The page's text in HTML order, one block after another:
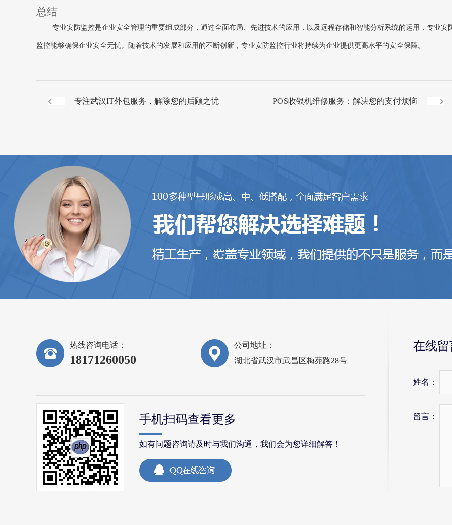
总结
专业安防监控是企业安全管理的重要组成部分，通过全面布局、先进技术的应用，以及远程存储和智能分析系统的运用，专业安
监控能够确保企业安全无忧。随着技术的发展和应用的不断创新，专业安防监控行业将持续为企业提供更高水平的安全保障。
专注武汉IT外包服务，解除您的后顾之忧 POS收银机维修服务：解决您的支付烦恼
热线咨询电话：
18171260050
公司地址：
湖北省武汉市武昌区梅苑路28号
手机扫码查看更多
如有问题咨询请及时与我们沟通，我们会为您详细解答！
在线留
姓名：
留言：